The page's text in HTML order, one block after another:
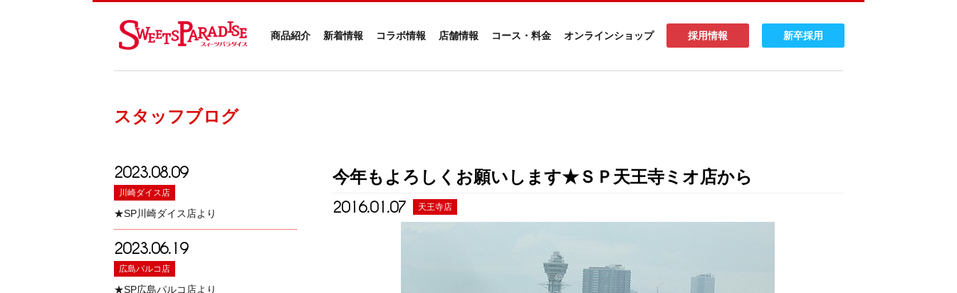
商品紹介 新着情報 コラボ情報 店舗情報 コース・料金 オンラインショップ 採用情報 新卒採用
スタッフブログ
2023.08.09
川崎ダイス店
★SP川崎ダイス店より
2023.06.19
広島パルコ店
★SP広島パルコ店より
今年もよろしくお願いします★ＳＰ天王寺ミオ店から
2016.01.07 天王寺店